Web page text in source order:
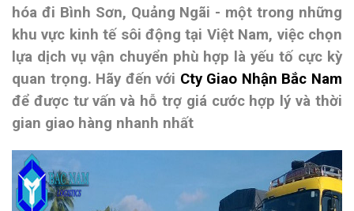
hóa đi Bình Sơn, Quảng Ngãi - một trong những
khu vực kinh tế sôi động tại Việt Nam, việc chọn
lựa dịch vụ vận chuyển phù hợp là yếu tố cực kỳ
quan trọng. Hãy đến với Cty Giao Nhận Bắc Nam
để được tư vấn và hỗ trợ giá cước hợp lý và thời
gian giao hàng nhanh nhất